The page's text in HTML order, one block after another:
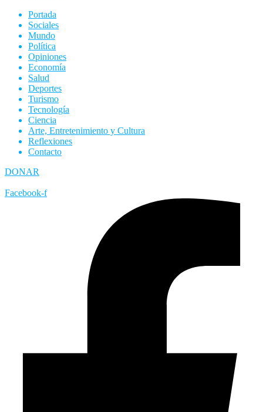
Portada
Sociales
Mundo
Política
Opiniones
Economía
Salud
Deportes
Turismo
Tecnología
Ciencia
Arte, Entretenimiento y Cultura
Reflexiones
Contacto
DONAR
Facebook-f